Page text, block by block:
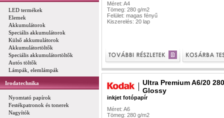
LED termékek
Elemek
Akkumulátorok
Speciális akkumulátorok
Külső akkumulátorok
Akkumulátortöltők
Speciális akkumulátortöltők
Autós töltők
Lámpák, elemlámpák
Irodatechnika
Nyomtató papírok
Festékpatronok és tonerek
Nagyítók
Méret: A4
Tömeg: 280 g/m2
Felület: magas fényű
Kiszerelés: 20 lap
Ultra Premium A6/20
Glossy
inkjet fotópapír
Méret: A6
Tömeg: 280 g/m2